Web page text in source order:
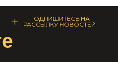
ПОДПИШИТЕСЬ НА
РАССЫЛКУ НОВОСТЕЙ